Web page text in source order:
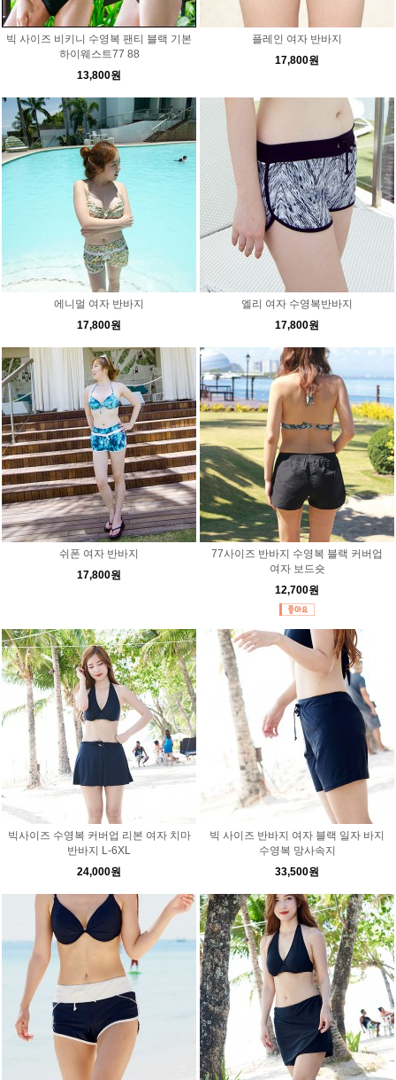
빅 사이즈 비키니 수영복 팬티 블랙 기본
하이웨스트77 88
13,800원
플레인 여자 반바지
17,800원
에니멀 여자 반바지
17,800원
엘리 여자 수영복반바지
17,800원
쉬폰 여자 반바지
17,800원
77사이즈 반바지 수영복 블랙 커버업
여자 보드숏
12,700원
빅사이즈 수영복 커버업 리본 여자 치마
반바지 L-6XL
24,000원
빅 사이즈 반바지 여자 블랙 일자 바지
수영복 망사속지
33,500원